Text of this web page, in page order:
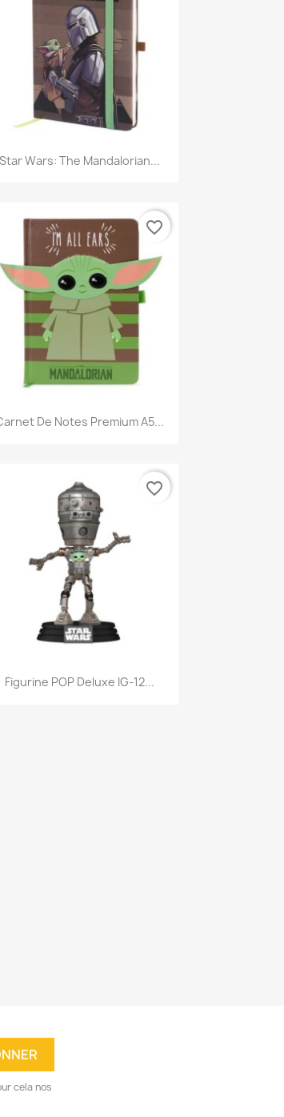
Aperçu rapide
Star Wars: The Mandalorian...
Aperçu rapide
De Notes Premium A5...
favorite_border
Aperçu rapide
Figurine POP Deluxe IG-12...
favorite_border
cela nos